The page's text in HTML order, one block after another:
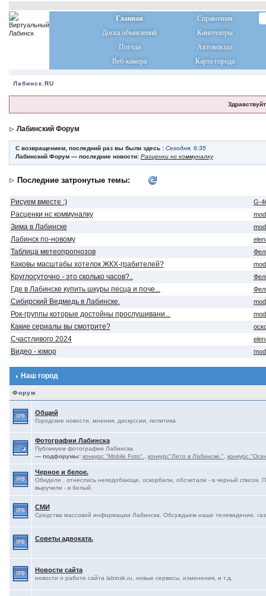
Главная
Справочная
Доска объявлений
Кинотеатры
Погода
Автовокзал
Веб-камера
Карта города
Лабинск.RU
Лабинский Форум
С возвращением, последний раз вы были здесь : Сегодня, 6:35
Лабинский Форум — последние новости: Расценки нс коммуналку
Последние затронутые темы:
Рисуем вместе :) G-
Расценки нс коммуналку
Зима в Лабинске
Лабинск по-новому
Таблица метеопрогнозов
Каковы масштабы хотелок ЖКХ-грабителей?
Круглосуточно - это сколько часов?..
Где в Лабинске купить шкуры песца и поче...
Сибирский Ведмедь в Лабинске.
Рок-группы которые достойны прослушивани...
Какие сериалы вы смотрите?
Счастливого 2024
Видео - юмор
Наш город
Форум
Общий
Городские новости, мнения, дискуссии, политика
Фотографии Лабинска
Публикуем фотографии Лабинска
— подфорумы: конкурс "Mobile Foto". конкурс"Лето в Лабинске." конкурс
Черное и белое.
Обидели , отнеслись неподобающе, оскорбили, обсчитали - в черный список.
выручили - в белый.
СМИ
Средства массовой информации Лабинска. Обсуждаем наше телевидение,
Советы адвоката.
Новости сайта
новости о работе сайта labinsk.ru, новые сервисы, изменения, и т.д.